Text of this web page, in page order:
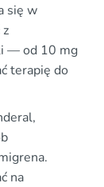
się w
— od 10 mg
terapię do
na